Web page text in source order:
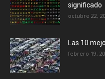
significado
octubre 22,
Las 10
febrero 19,